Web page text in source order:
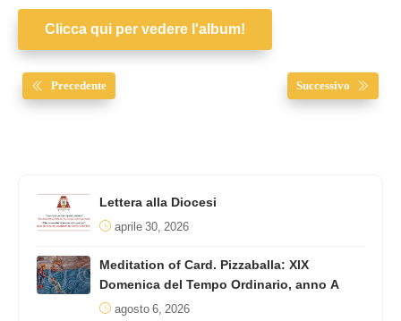
Clicca qui per vedere l'album!
Precedente Successivo
Lettera alla Diocesi
aprile 30, 2026
Meditation of Card. Pizzaballa: XIX
Domenica del Tempo Ordinario, anno A
agosto 6, 2026